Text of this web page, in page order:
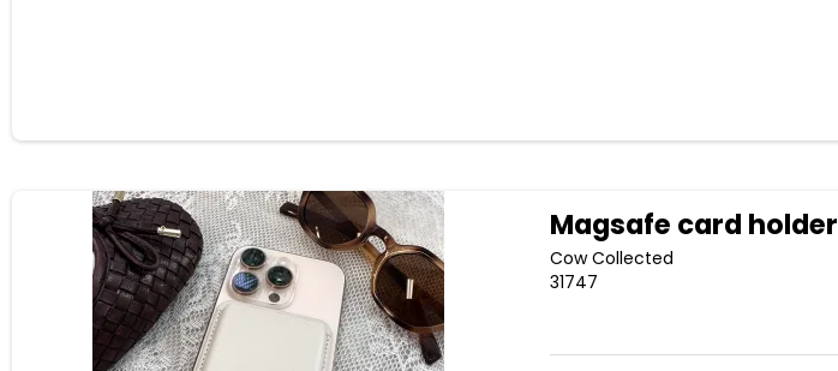
Magsafe card holder
Cow Collected
31747